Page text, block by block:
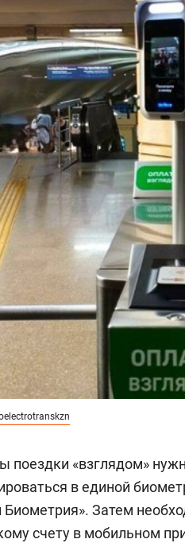
поездки «взглядом»
в единой
Биометрия». Затем
счету в мобильном